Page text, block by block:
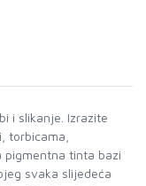
i slikanje. Izrazite
torbicama,
pigmentna tinta bazi
svaka slijedeća